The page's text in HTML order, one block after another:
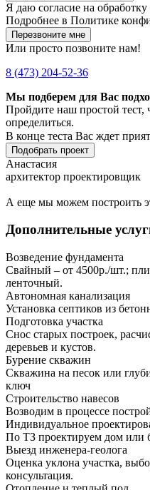
Я даю согласие на
Подробнее в Политике
Перезвоните мне
Или просто позвоните нам!
8 (473) 204-52-36
Мы подберем для Вас
Пройдите наш простой
определиться.
В конце теста Вас ждет
Подобрать проект
Анастасия
архитектор проектировщик
А еще мы можем построить
Дополнительные
Возведение фундамента
Свайный – от 4500р./шт.;
ленточный.
Автономная канализация
Установка септиков из
Подготовка участка
Снос старых построек,
деревьев и кустов.
Бурение скважин
Скважина на песок или
ключ
Строительство навесов
Возводим в процессе
Индивидуальное
По ТЗ проектируем дом
Выезд инженера-геолога
Оценка уклона участка,
консультация.